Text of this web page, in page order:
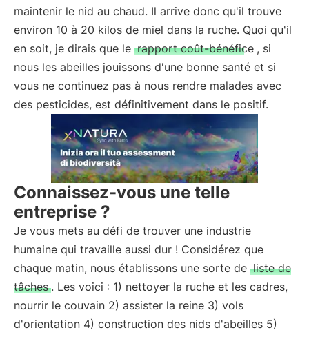
maintenir le nid au chaud. Il arrive donc qu'il trouve
environ 10 à 20 kilos de miel dans la ruche. Quoi qu'il
en soit, je dirais que le rapport coût-bénéfice , si
nous les abeilles jouissons d'une bonne santé et si
vous ne continuez pas à nous rendre malades avec
des pesticides, est définitivement dans le positif.
Connaissez-vous une telle
entreprise ?
Je vous mets au défi de trouver une industrie
humaine qui travaille aussi dur ! Considérez que
chaque matin, nous établissons une sorte de liste de
tâches . Les voici : 1) nettoyer la ruche et les cadres,
nourrir le couvain 2) assister la reine 3) vols
d'orientation 4) construction des nids d'abeilles 5)